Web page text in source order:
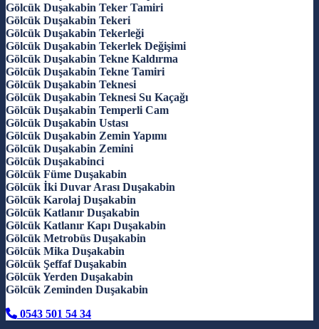
Gölcük Duşakabin Teker Tamiri
Gölcük Duşakabin Tekeri
Gölcük Duşakabin Tekerleği
Gölcük Duşakabin Tekerlek Değişimi
Gölcük Duşakabin Tekne Kaldırma
Gölcük Duşakabin Tekne Tamiri
Gölcük Duşakabin Teknesi
Gölcük Duşakabin Teknesi Su Kaçağı
Gölcük Duşakabin Temperli Cam
Gölcük Duşakabin Ustası
Gölcük Duşakabin Zemin Yapımı
Gölcük Duşakabin Zemini
Gölcük Duşakabinci
Gölcük Füme Duşakabin
Gölcük İki Duvar Arası Duşakabin
Gölcük Karolaj Duşakabin
Gölcük Katlanır Duşakabin
Gölcük Katlanır Kapı Duşakabin
Gölcük Metrobüs Duşakabin
Gölcük Mika Duşakabin
Gölcük Şeffaf Duşakabin
Gölcük Yerden Duşakabin
Gölcük Zeminden Duşakabin
0543 501 54 34